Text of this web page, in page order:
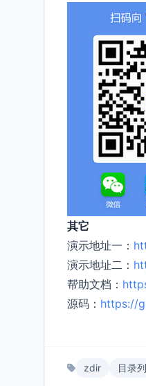
其它
演示地址一：
演示地址二：
帮助文档：
源码： https://
zdir 目录